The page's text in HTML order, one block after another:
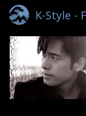
K-Style -